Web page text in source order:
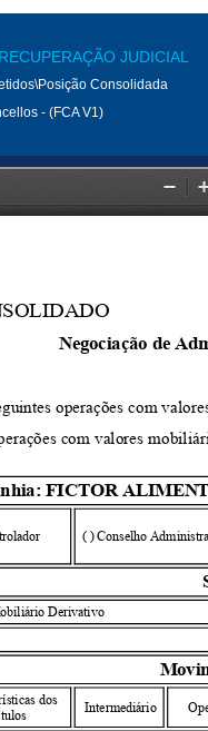
JUDICIAL
Consolidada
- (FCA V1)